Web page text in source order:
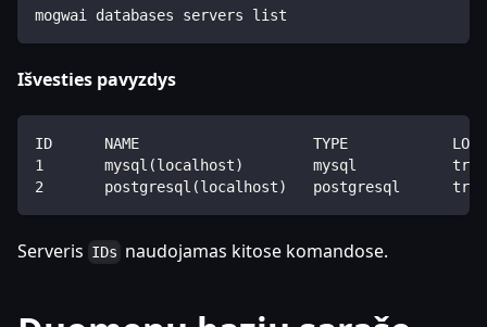
mogwai databases servers list
Išvesties pavyzdys
ID      NAME                    TYPE            LOCAL
1       mysql(localhost)        mysql
2       postgresql(localhost)   postgresql
Serveris IDs naudojamas kitose komandose.